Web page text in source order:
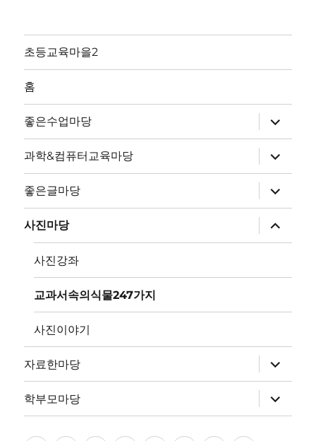
초등교육마을2
홈
좋은수업마당
위
메
뉴
확
장
과학&컴퓨터교육마당
위
메
뉴
확
장
좋은글마당
위
메
뉴
확
장
사진마당
위
메
장
사진강좌
교과서속의식물247가지
사진이야기
자료한마당
위
메
뉴
확
장
학부모마당
위
메